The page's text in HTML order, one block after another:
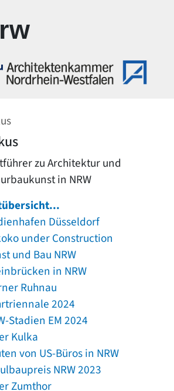
zu Architektur und
in NRW
Düsseldorf
under Construction
und Bau NRW
in NRW
Ruhnau
2024
Stadien EM 2024
Kulka
von US-Büros in NRW
NRW 2023
Zumthor